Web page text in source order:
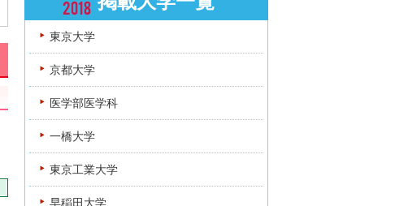
東京大学
京都大学
医学部医学科
一橋大学
東京工業大学
早稲田大学